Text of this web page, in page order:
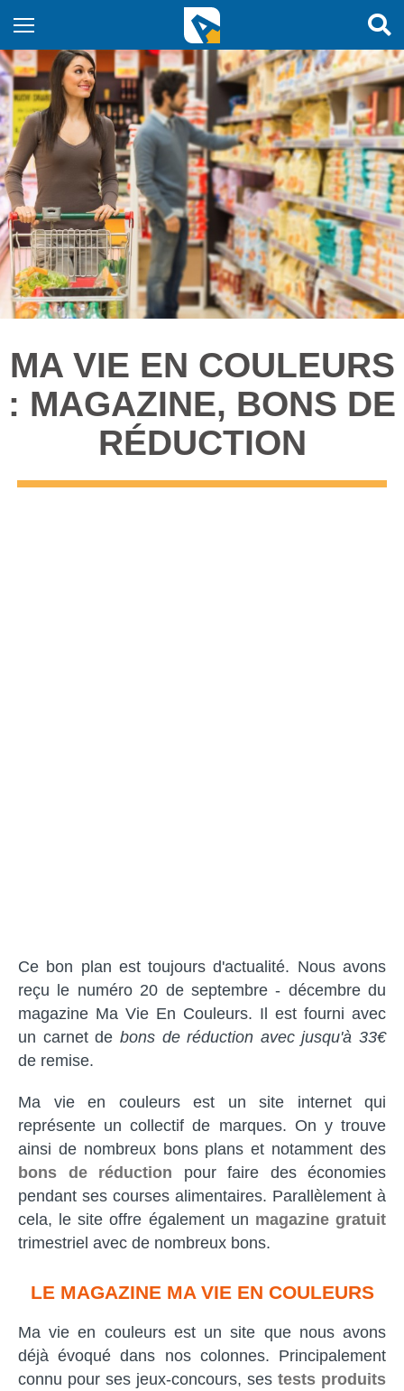
MA VIE EN COULEURS
: MAGAZINE, BONS DE
RÉDUCTION
Ce bon plan est toujours d'actualité. Nous avons
reçu le numéro 20 de septembre - décembre du
magazine Ma Vie En Couleurs. Il est fourni avec
un carnet de bons de réduction avec jusqu'à 33€
de remise.
Ma vie en couleurs est un site internet qui
représente un collectif de marques. On y trouve
ainsi de nombreux bons plans et notamment des
bons de réduction pour faire des économies
pendant ses courses alimentaires. Parallèlement à
cela, le site offre également un magazine gratuit
trimestriel avec de nombreux bons.
LE MAGAZINE MA VIE EN COULEURS
Ma vie en couleurs est un site que nous avons
déjà évoqué dans nos colonnes. Principalement
connu pour ses jeux-concours, ses tests produits